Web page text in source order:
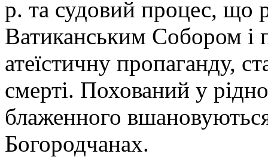
р. та судовий процес, що
Ватиканським Собором і
атеїстичну пропаганду,
смерті. Похований у
блаженного
Богородчанах.